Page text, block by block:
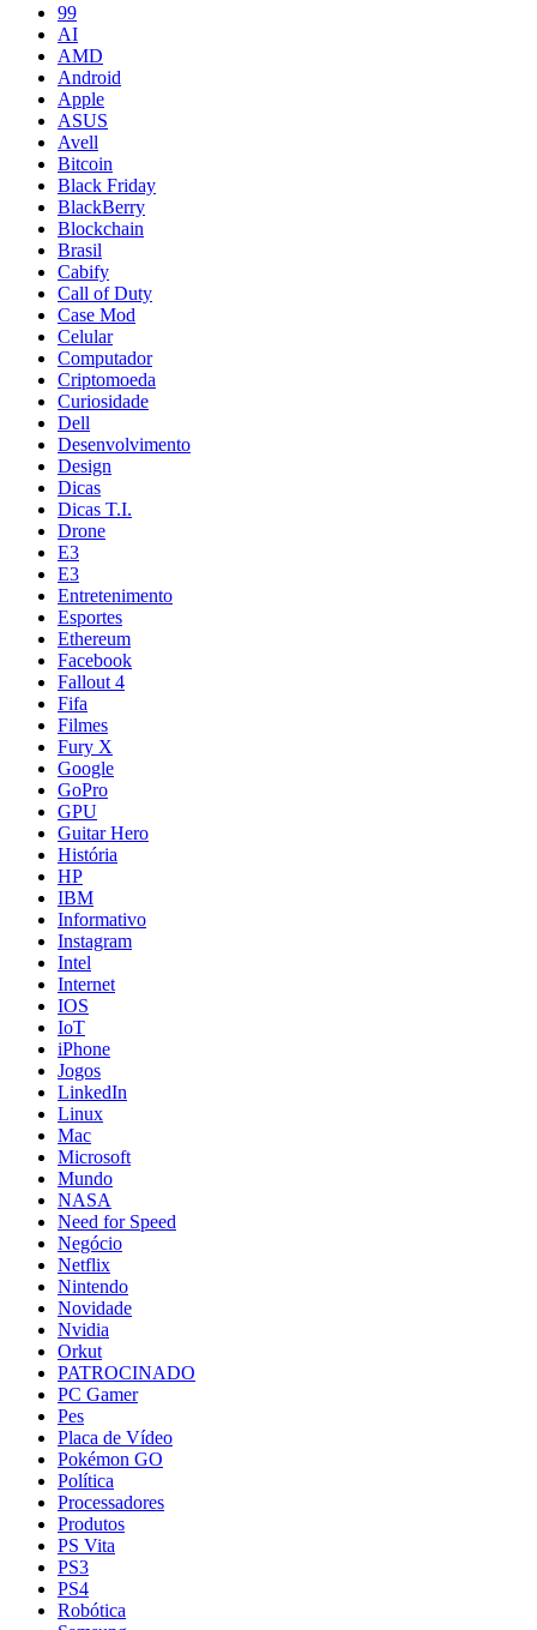
99
AI
AMD
Android
Apple
ASUS
Avell
Bitcoin
Black Friday
BlackBerry
Blockchain
Brasil
Cabify
Call of Duty
Case Mod
Celular
Computador
Criptomoeda
Curiosidade
Dell
Desenvolvimento
Design
Dicas
Dicas T.I.
Drone
E3
E3
Entretenimento
Esportes
Ethereum
Facebook
Fallout 4
Fifa
Filmes
Fury X
Google
GoPro
GPU
Guitar Hero
História
HP
IBM
Informativo
Instagram
Intel
Internet
IOS
IoT
iPhone
Jogos
LinkedIn
Linux
Mac
Microsoft
Mundo
NASA
Need for Speed
Negócio
Netflix
Nintendo
Novidade
Nvidia
Orkut
PATROCINADO
PC Gamer
Pes
Placa de Vídeo
Pokémon GO
Política
Processadores
Produtos
PS Vita
PS3
PS4
Robótica